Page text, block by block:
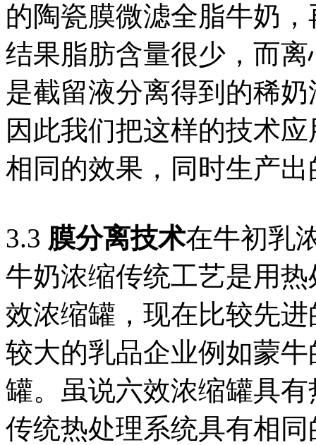
的陶瓷膜微滤全脂牛奶
结果脂肪含量很少，而
是截留液分离得到的稀
因此我们把这样的技术
相同的效果，同时生产
3.3 膜分离技术在牛初乳
牛奶浓缩传统工艺是用
效浓缩罐，现在比较先
较大的乳品企业例如蒙
罐。虽说六效浓缩罐具
传统热处理系统具有相